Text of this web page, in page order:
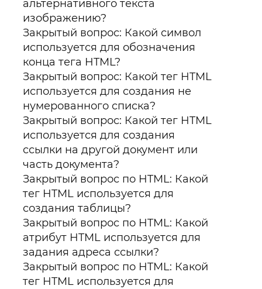
альтернативного текста
изображению?
Закрытый вопрос: Какой символ
используется для обозначения
конца тега HTML?
Закрытый вопрос: Какой тег HTML
используется для создания не
нумерованного списка?
Закрытый вопрос: Какой тег HTML
используется для создания
ссылки на другой документ или
часть документа?
Закрытый вопрос по HTML: Какой
тег HTML используется для
создания таблицы?
Закрытый вопрос по HTML: Какой
атрибут HTML используется для
задания адреса ссылки?
Закрытый вопрос по HTML: Какой
тег HTML используется для